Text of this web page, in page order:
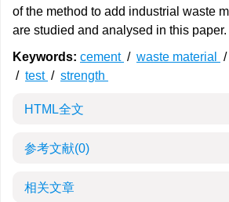
of the method to add industrial waste
are studied and analysed in this paper.
Keywords: cement / waste material /
/ test / strength
HTML全文
参考文献(0)
相关文章